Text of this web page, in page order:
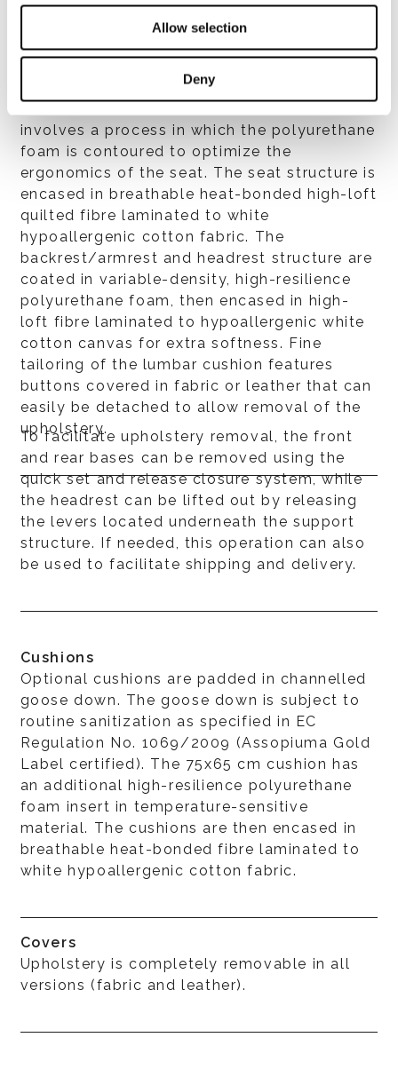
Allow selection
Deny
polyurethane foam. A core insert made of
steel pocket springs ensures non-
comfort. The inclination of the seat is
involves a process in which the polyurethane
foam is contoured to optimize the
ergonomics of the seat. The seat structure is
encased in breathable heat-bonded high-loft
quilted fibre laminated to white
hypoallergenic cotton fabric. The
backrest/armrest and headrest structure are
coated in variable-density, high-resilience
polyurethane foam, then encased in high-
loft fibre laminated to hypoallergenic white
cotton canvas for extra softness. Fine
tailoring of the lumbar cushion features
buttons covered in fabric or leather that can
easily be detached to allow removal of the
upholstery.
To facilitate upholstery removal, the front
and rear bases can be removed using the
quick set and release closure system, while
the headrest can be lifted out by releasing
the levers located underneath the support
structure. If needed, this operation can also
be used to facilitate shipping and delivery.
Cushions
Optional cushions are padded in channelled
goose down. The goose down is subject to
routine sanitization as specified in EC
Regulation No. 1069/2009 (Assopiuma Gold
Label certified). The 75x65 cm cushion has
an additional high-resilience polyurethane
foam insert in temperature-sensitive
material. The cushions are then encased in
breathable heat-bonded fibre laminated to
white hypoallergenic cotton fabric.
Covers
Upholstery is completely removable in all
versions (fabric and leather).